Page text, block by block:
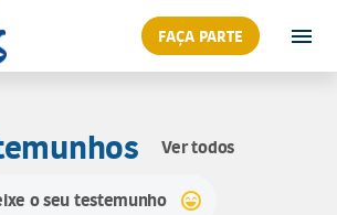
FAÇA PARTE
Ver todos
o seu testemunho